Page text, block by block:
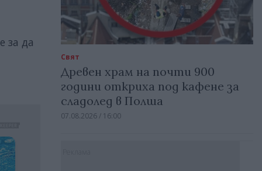
за да
Свят
Древен храм на почти 900
години откриха под кафене за
сладолед в Полша
07.08.2026 / 16:00